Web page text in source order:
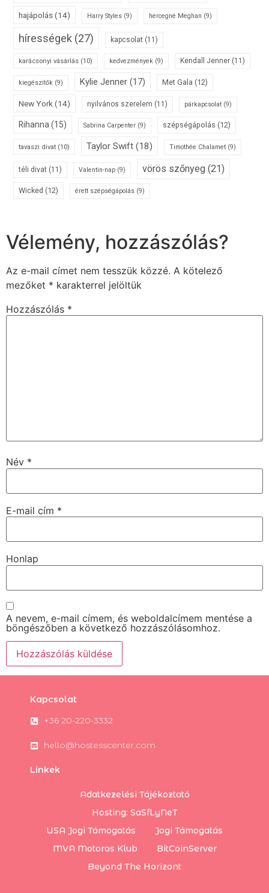
hajápolás(14) Harry Styles (9) hercegné Meghan (9)
hírességek (27) kapcsolat (11)
karácsonyi vásárlás (10) kedvezmények (9) Kendall Jenner (11)
kiegészítők (9) Kylie Jenner (17) Met Gala (12)
New York (14) nyilvános szerelem (11) párkapcsolat (9)
Rihanna (15) Sabrina Carpenter (9) szépségápolás (12)
tavaszi divat (10) Taylor Swift (18) Timothée Chalamet (9)
téli divat (11) Valentin-nap (9) vörös szőnyeg (21)
Wicked (12) érett szépségápolás (9)
Vélemény, hozzászólás?
Az e-mail címet nem tesszük közzé. A kötelező
mezőket * karakterrel jelöltük
Hozzászólás *
Név *
E-mail cím *
Honlap
A nevem, e-mail címem, és weboldalcímem mentése a
böngészőben a következő hozzászólásomhoz.
Kapcsolat
+36 20-220-3332
hello@hostesscenter.com
Linkek
Adatkezelési Tájékoztató
Hosting: SaSfLyNeT
USA Jogi Támogatás
Jogi Támogatás
MVA Motoros Klub
BitCoinServer
Beyond The Horizont